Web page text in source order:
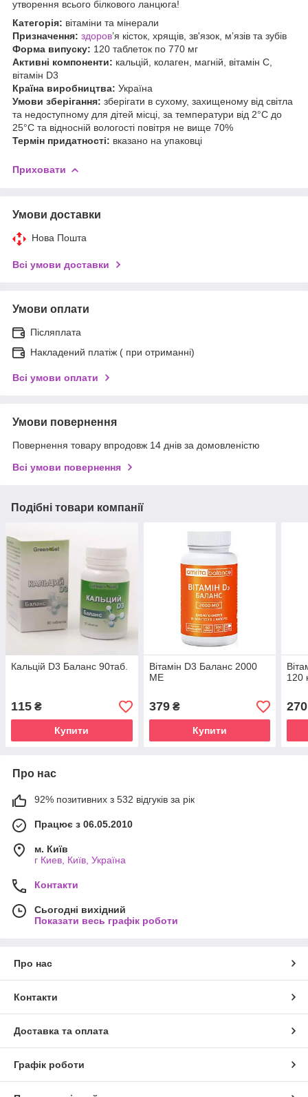
утворення всього білкового ланцюга!
Категорія: вітаміни та мінерали
Призначення: здоров’я кісток, хрящів, зв'язок, м’язів та зубів
Форма випуску: 120 таблеток по 770 мг
Активні компоненти: кальцій, колаген, магній, вітамін С,
вітамін D3
Країна виробництва: Україна
Умови зберігання: зберігати в сухому, захищеному від світла
та недоступному для дітей місці, за температури від 2°С до
25°С та відносній вологості повітря не вище 70%
Термін придатності: вказано на упаковці
Приховати
Умови доставки
Нова Пошта
Всі умови доставки
Умови оплати
Післяплата
Накладений платіж ( при отриманні)
Всі умови оплати
Умови повернення
Повернення товару впродовж 14 днів за домовленістю
Всі умови повернення
Подібні товари компанії
Кальцій D3 Баланс 90таб.
115 ₴
Купити
Вітамін D3 Баланс 2000
МЕ
379₴
Купити
120
270
Про нас
92% позитивних з 532 відгуків за рік
Працює з 06.05.2010
м. Київ
г Киев, Київ, Україна
Контакти
Сьогодні вихідний
Показати весь графік роботи
Про нас
Контакти
Доставка та оплата
Графік роботи